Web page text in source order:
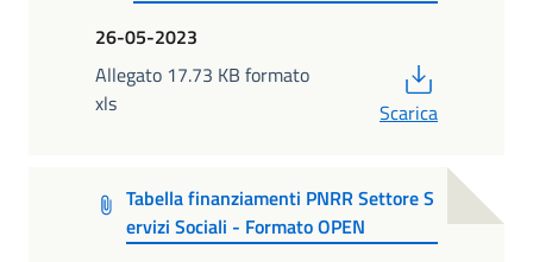
26-05-2023
Allegato 17.73 KB formato
xls
Scarica
Tabella finanziamenti PNRR Settore S
ervizi Sociali - Formato OPEN